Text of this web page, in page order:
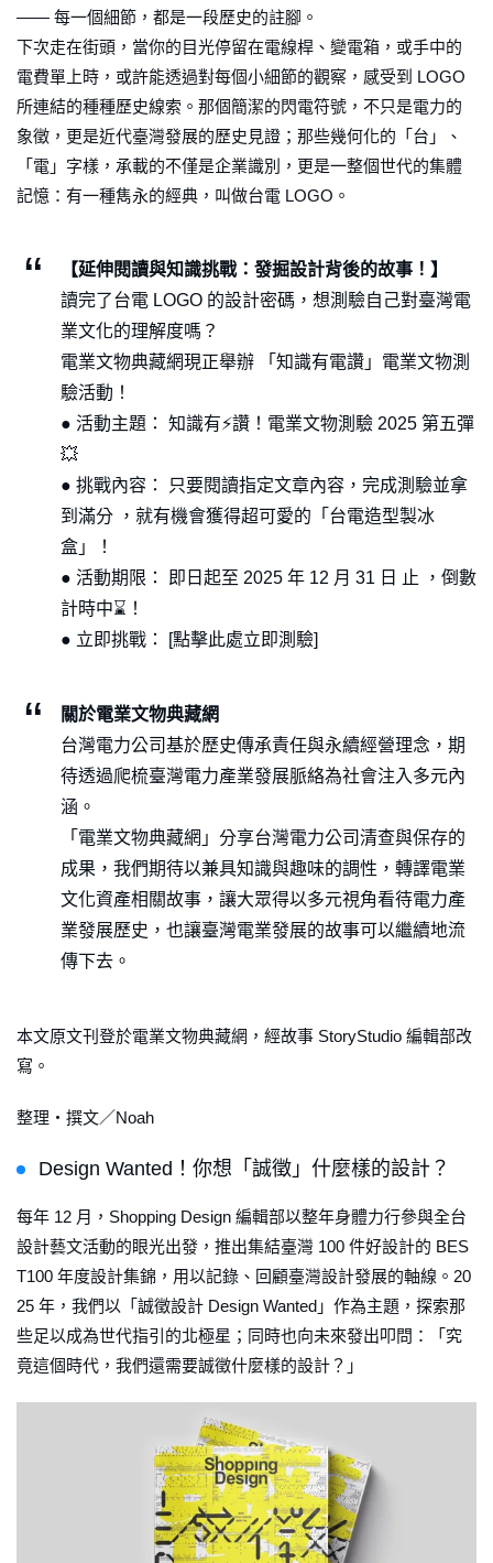
—— 每一個細節，都是一段歷史的註腳。
下次走在街頭，當你的目光停留在電線桿、變電箱，或手中的
電費單上時，或許能透過對每個小細節的觀察，感受到 LOGO
所連結的種種歷史線索。那個簡潔的閃電符號，不只是電力的
象徵，更是近代臺灣發展的歷史見證；那些幾何化的「台」、
「電」字樣，承載的不僅是企業識別，更是一整個世代的集體
記憶：有一種雋永的經典，叫做台電 LOGO。
【延伸閱讀與知識挑戰：發掘設計背後的故事！】
讀完了台電 LOGO 的設計密碼，想測驗自己對臺灣電
業文化的理解度嗎？
電業文物典藏網現正舉辦 「知識有電讚」電業文物測
驗活動！
● 活動主題： 知識有⚡️讚！電業文物測驗 2025 第五彈
💥
● 挑戰內容： 只要閱讀指定文章內容，完成測驗並拿
到滿分 ，就有機會獲得超可愛的「台電造型製冰
盒」！
● 活動期限： 即日起至 2025 年 12 月 31 日 止 ，倒數
計時中⌛️！
● 立即挑戰： [點擊此處立即測驗]
關於電業文物典藏網
台灣電力公司基於歷史傳承責任與永續經營理念，期
待透過爬梳臺灣電力產業發展脈絡為社會注入多元內
涵。
「電業文物典藏網」分享台灣電力公司清查與保存的
成果，我們期待以兼具知識與趣味的調性，轉譯電業
文化資產相關故事，讓大眾得以多元視角看待電力產
業發展歷史，也讓臺灣電業發展的故事可以繼續地流
傳下去。
本文原文刊登於電業文物典藏網，經故事 StoryStudio 編輯部改
寫。
整理・撰文／Noah
Design Wanted！你想「誠徵」什麼樣的設計？
每年 12 月，Shopping Design 編輯部以整年身體力行參與全台
設計藝文活動的眼光出發，推出集結臺灣 100 件好設計的 BES
T100 年度設計集錦，用以記錄、回顧臺灣設計發展的軸線。20
25 年，我們以「誠徵設計 Design Wanted」作為主題，探索那
些足以成為世代指引的北極星；同時也向未來發出叩問：「究
竟這個時代，我們還需要誠徵什麼樣的設計？」